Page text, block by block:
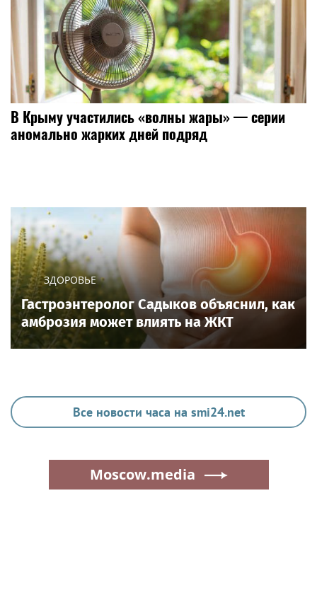
В Крыму участились «волны жары» — серии
аномально жарких дней подряд
ЗДОРОВЬЕ
Гастроэнтеролог Садыков объяснил, как
амброзия может влиять на ЖКТ
Все новости часа на smi24.net
Moscow.media